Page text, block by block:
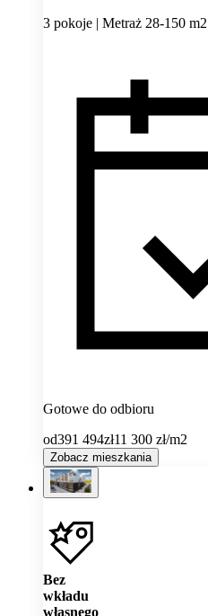
3 pokoje | Metraż 28-150 m2
Gotowe do odbioru
od391 494zł11 300 zł/m2
Zobacz mieszkania
Bez
wkładu
własnego